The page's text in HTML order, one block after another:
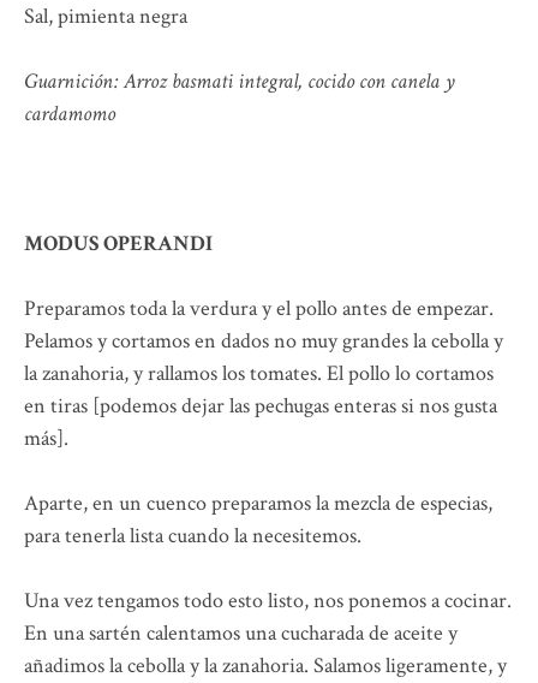
Sal, pimienta negra
Guarnición: Arroz basmati integral, cocido con canela y
cardamomo
MODUS OPERANDI
Preparamos toda la verdura y el pollo antes de empezar.
Pelamos y cortamos en dados no muy grandes la cebolla y
la zanahoria, y rallamos los tomates. El pollo lo cortamos
en tiras [podemos dejar las pechugas enteras si nos gusta
más].
Aparte, en un cuenco preparamos la mezcla de especias,
para tenerla lista cuando la necesitemos.
Una vez tengamos todo esto listo, nos ponemos a cocinar.
En una sartén calentamos una cucharada de aceite y
añadimos la cebolla y la zanahoria. Salamos ligeramente, y